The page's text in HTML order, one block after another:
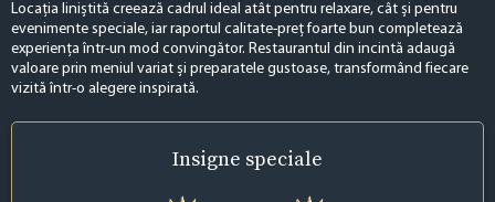
Locația liniștită creează cadrul ideal atât pentru relaxare, cât și pentru
evenimente speciale, iar raportul calitate-preț foarte bun completează
experiența într-un mod convingător. Restaurantul din incintă adaugă
valoare prin meniul variat și preparatele gustoase, transformând fiecare
vizită într-o alegere inspirată.
Insigne speciale